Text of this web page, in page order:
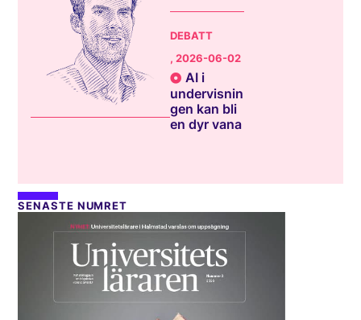
DEBATT
, 2026-06-02
AI i
undervisnin
gen kan bli
en dyr vana
SENASTE NUMRET